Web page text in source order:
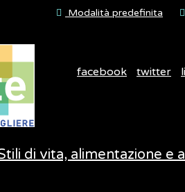
Modalità predefinita
facebook twitter
di vita, alimentazione e